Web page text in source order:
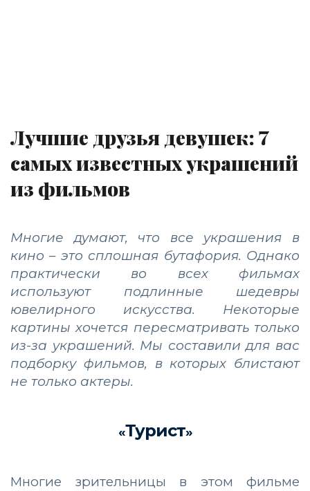
Лучшие друзья девушек: 7
самых известных украшений
из фильмов
Многие думают, что все украшения в
кино – это сплошная бутафория. Однако
практически во всех фильмах
используют подлинные шедевры
ювелирного искусства. Некоторые
картины хочется пересматривать только
из-за украшений. Мы составили для вас
подборку фильмов, в которых блистают
не только актеры.
«Турист»
Многие зрительницы в этом фильме